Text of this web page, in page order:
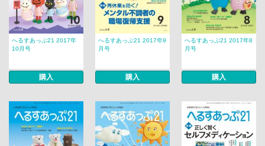
へるすあっぷ21 2017年
10月号
購入
へるすあっぷ21 2017年9
月号
購入
へるすあっぷ21 2017年8
月号
購入